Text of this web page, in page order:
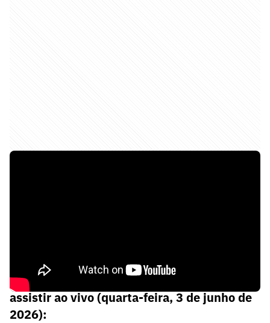
Confira os jogos de hoje, horários e onde
assistir ao vivo (quarta-feira, 3 de junho de
2026):